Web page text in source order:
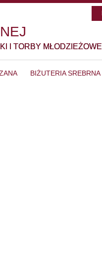
I TORBY MŁODZIEŻOWE
BIŻUTERIA SREBRNA